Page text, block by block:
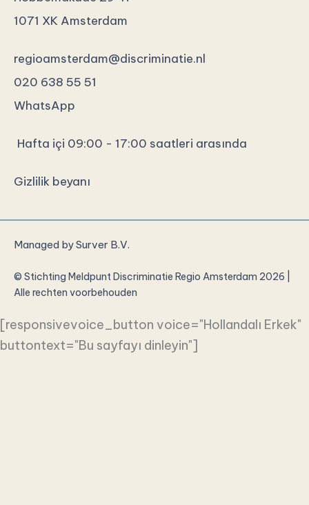
1071 XK Amsterdam
regioamsterdam@discriminatie.nl
020 638 55 51
WhatsApp
Hafta içi 09:00 - 17:00 saatleri arasında
Gizlilik beyanı
© Stichting Meldpunt Discriminatie Regio Amsterdam 2026 |
Alle rechten voorbehouden
Managed bySurver B.V.
[responsivevoice_button voice="Hollandalı Erkek"
buttontext="Bu sayfayı dinleyin"]